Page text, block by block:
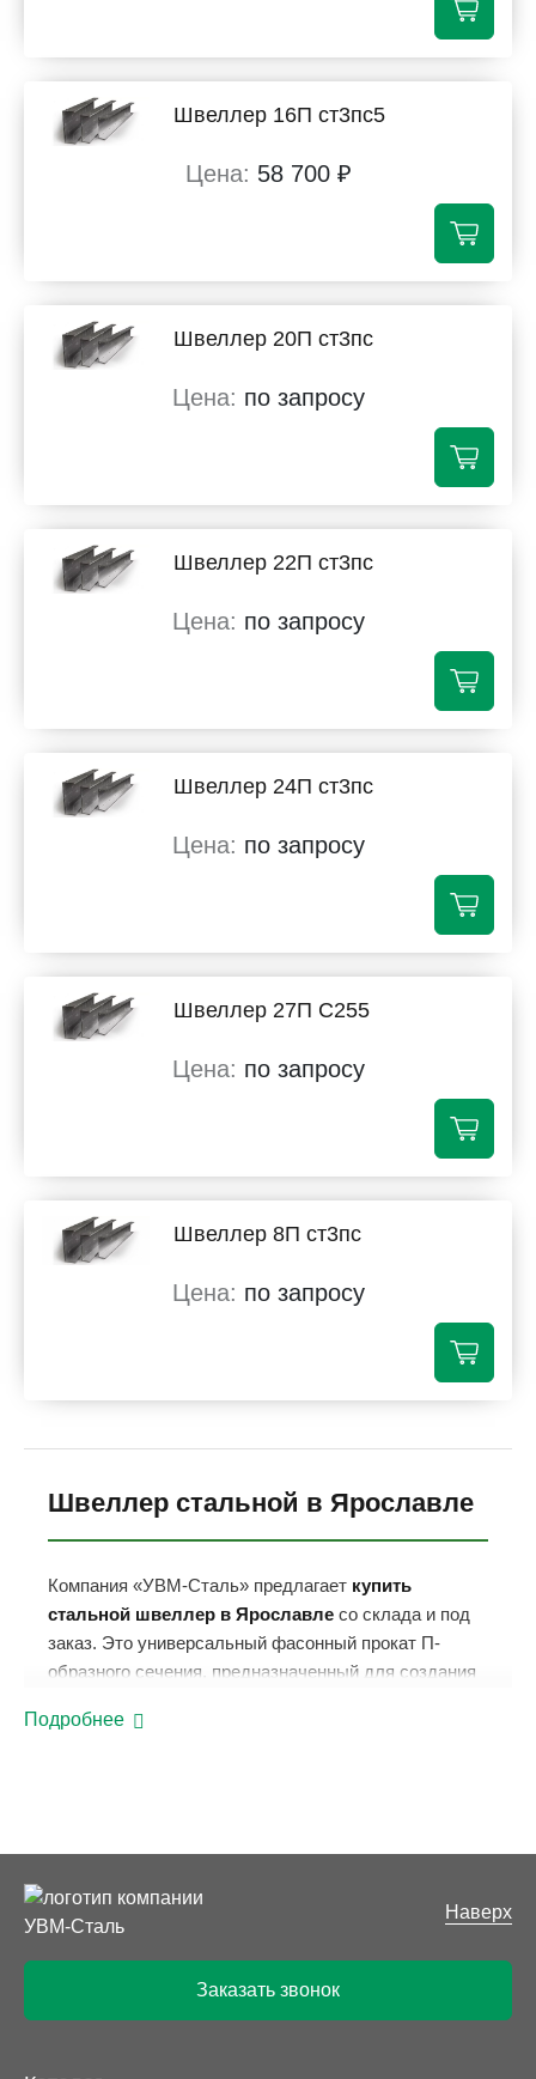
Швеллер 16П ст3пс5
58 700 ₽
Швеллер 20П ст3пс
по запросу
Швеллер 22П ст3пс
по запросу
Швеллер 24П ст3пс
по запросу
Швеллер 27П С255
по запросу
Швеллер 8П ст3пс
по запросу
Швеллер стальной в Ярославле
Компания «УВМ-Сталь» предлагает купить
стальной швеллер в Ярославле со склада и под
заказ. Это универсальный фасонный прокат П-
образного сечения, предназначенный для создания
мостов, перекрытий и опорных элементов. В
Виды стального швеллера в
наличии
Горячекатаный швеллер (ГОСТ 8240-97):
изготавливается методом горячей прокатки.
Подробнее
Наверх
Заказать звонок